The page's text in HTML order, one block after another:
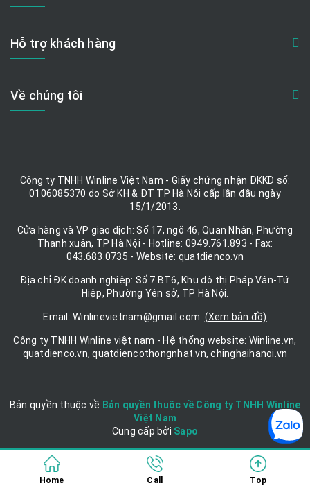
Hỗ trợ khách hàng
Về chúng tôi
Công ty TNHH Winline Việt Nam - Giấy chứng nhận ĐKKD số:
0106085370 do Sở KH & ĐT TP Hà Nội cấp lần đầu ngày
15/1/2013.
Cửa hàng và VP giao dịch: Số 17, ngõ 46, Quan Nhân, Phường
Thanh xuân, TP Hà Nội - Hotline: 0949.761.893 - Fax:
043.683.0735 - Website: quatdienco.vn
Địa chỉ ĐK doanh nghiệp: Số 7 BT6, Khu đô thị Pháp Vân-Tứ
Hiệp, Phường Yên sở, TP Hà Nội.
Email: Winlinevietnam@gmail.com (Xem bản đồ)
Công ty TNHH Winline việt nam - Hệ thống website: Winline.vn,
quatdienco.vn, quatdiencothongnhat.vn, chinghaihanoi.vn
Bản quyền thuộc về Bản quyền thuộc về Công ty TNHH Winline
Việt Nam
|
Cung cấp bởi Sapo
Home Call Top